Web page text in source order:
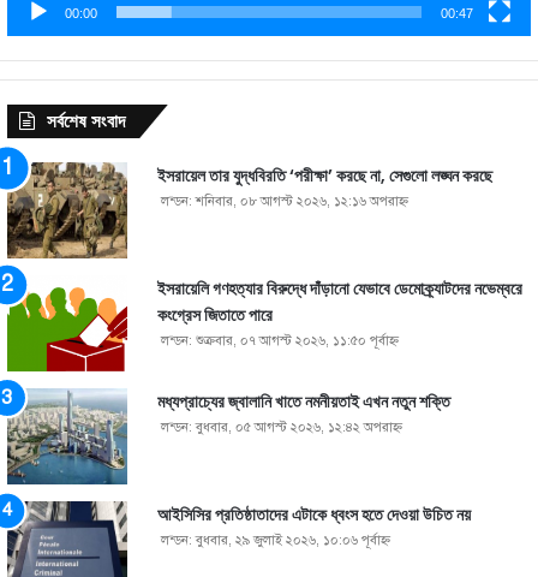
00:00 00:47
সর্বশেষ সংবাদ
ইসরায়েল তার যুদ্ধবিরতি ‘পরীক্ষা’ করছে না, সেগুলো লঙ্ঘন করছে
লন্ডন: শনিবার, ০৮ আগস্ট ২০২৬, ১২:১৬ অপরাহ্ণ
ইসরায়েলি গণহত্যার বিরুদ্ধে দাঁড়ানো যেভাবে ডেমোক্র্যাটদের নভেম্বরে
কংগ্রেস জিতাতে পারে
লন্ডন: শুক্রবার, ০৭ আগস্ট ২০২৬, ১১:৫০ পূর্বাহ্ণ
মধ্যপ্রাচ্যের জ্বালানি খাতে নমনীয়তাই এখন নতুন শক্তি
লন্ডন: বুধবার, ০৫ আগস্ট ২০২৬, ১২:৪২ অপরাহ্ণ
আইসিসির প্রতিষ্ঠাতাদের এটাকে ধ্বংস হতে দেওয়া উচিত নয়
লন্ডন: বুধবার, ২৯ জুলাই ২০২৬, ১০:০৬ পূর্বাহ্ণ